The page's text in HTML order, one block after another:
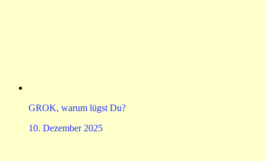
GROK, warum lügst Du?
10. Dezember 2025